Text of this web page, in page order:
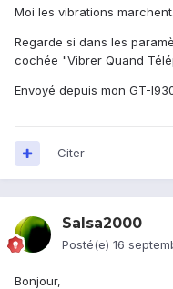
Moi les vibrations
Regarde si dans les
cochée "Vibrer Quand
Envoyé depuis mon GT-
Citer
Salsa2000
Posté(e) 16
Bonjour,